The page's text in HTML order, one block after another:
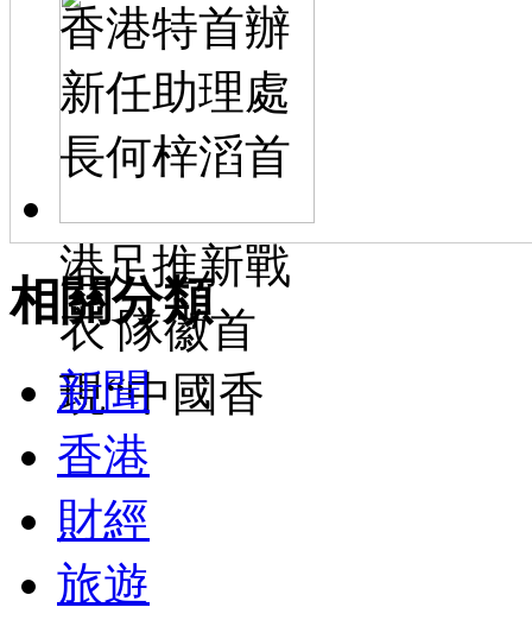
香港特首辦
新任助理處
長何梓滔首
港足推新戰
衣 隊徽首
現“中國香
相關分類
新聞
香港
財經
旅遊